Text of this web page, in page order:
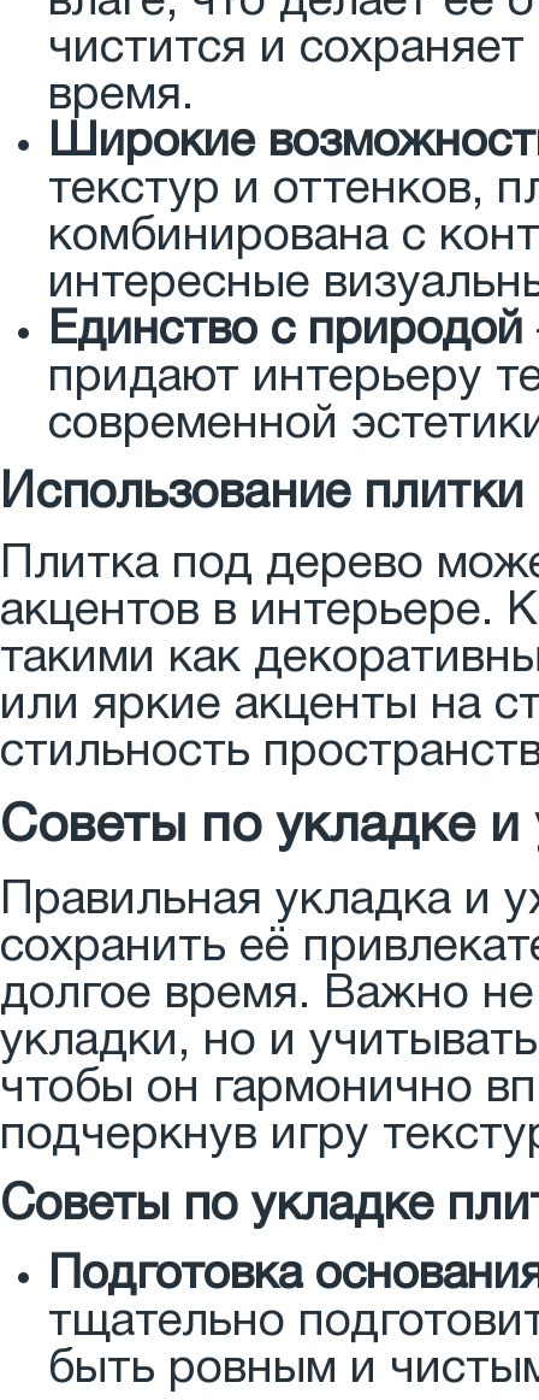
чистится и
время.
Широкие
текстур и оттенков,
комбинирована с
интересные
Единство с природой
придают интерьеру
современной
Использование
Плитка под дерево
акцентов в интерьере.
такими как
или яркие акценты на
стильность
Советы по укладке и
Правильная укладка и
сохранить её
долгое время. Важно
укладки, но и
чтобы он гармонично
подчеркнув игру
Советы по укладке
Подготовка
тщательно
быть ровным и